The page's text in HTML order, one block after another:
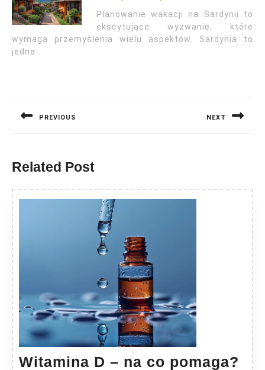
Planowanie wakacji na Sardynii to
ekscytujące wyzwanie, które
wymaga przemyślenia wielu aspektów. Sardynia to
jedna…
PREVIOUS NEXT
Related Post
Witamina D – na co pomaga?